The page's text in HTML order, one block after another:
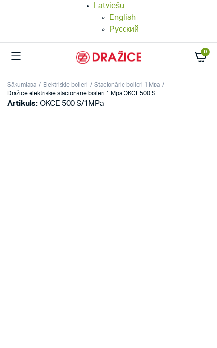
Latviešu
English
Русский
0
Sākumlapa Elektriskie boileri
Stacionārie boileri 1 Mpa
Dražice elektriskie stacionārie boileri 1 Mpa OKCE 500 S
Artikuls:OKCE 500 S/1MPa